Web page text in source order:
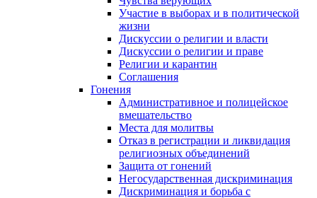
Участие в выборах и в политической
жизни
Дискуссии о религии и власти
Дискуссии о религии и праве
Религии и карантин
Соглашения
Гонения
Административное и полицейское
вмешательство
Места для молитвы
Отказ в регистрации и ликвидация
религиозных объединений
Защита от гонений
Негосударственная дискриминация
Дискриминация и борьба с